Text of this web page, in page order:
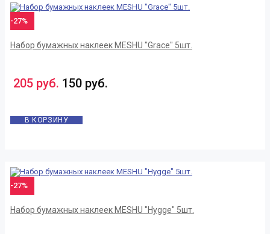
-27%
Набор бумажных наклеек MESHU "Grace" 5шт.
205 руб. 150 руб.
В КОРЗИНУ
-27%
Набор бумажных наклеек MESHU "Hygge" 5шт.